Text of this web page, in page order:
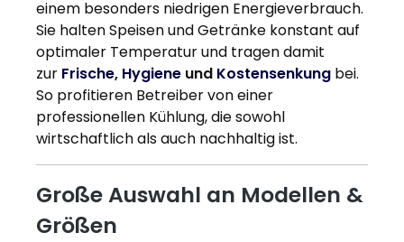
einem besonders niedrigen Energieverbrauch.
Sie halten Speisen und Getränke konstant auf
optimaler Temperatur und tragen damit
zur Frische, Hygiene und Kostensenkung bei.
So profitieren Betreiber von einer
professionellen Kühlung, die sowohl
wirtschaftlich als auch nachhaltig ist.
Große Auswahl an Modellen &
Größen